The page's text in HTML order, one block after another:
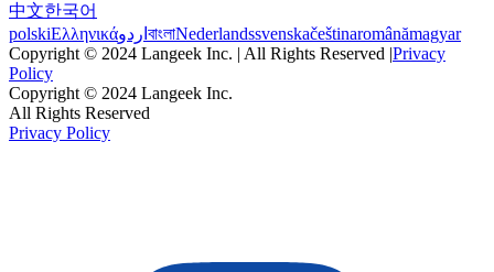
中文한국어
polskiΕλληνικάاردو বাংলাNederlandssvenskačeštinaromânămagyar
Copyright © 2024 Langeek Inc. | All Rights Reserved |Privacy
Policy
Copyright © 2024 Langeek Inc.
All Rights Reserved
Privacy Policy